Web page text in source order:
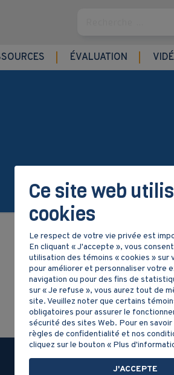
ÉVALUATION
Partagez-nous!
Ce site web
cookies
Le respect de votre vie privée est
En cliquant « J'accepte », vous
utilisation des témoins « cookies » sur
pour améliorer et personnaliser votre
navigation ou pour des fins de
sur « Je refuse », vous aurez tout de
site. Veuillez noter que certains
obligatoires pour assurer le
sécurité des sites Web. Pour en savoir
règles de confidentialité et nos
cliquez sur le bouton « Plus
J'ACCEPTE